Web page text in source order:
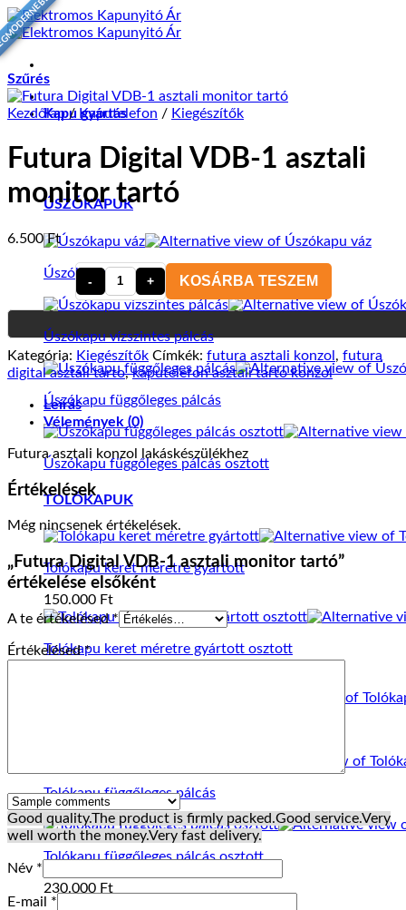
Skip
to
content
Kapu gyártás
ÚSZÓKAPUK
Úszókapu váz
Úszókapu vízszintes pálcás
Úszókapu függőleges pálcás
Úszókapu függőleges pálcás osztott
TOLÓKAPUK
Tolókapu keret méretre gyártott
150.000 Ft
Tolókapu keret méretre gyártott osztott
Tolókapu függőleges pálcás
Tolókapu függőleges pálcás osztott
230.000 Ft
Szűrés
Kezdőlap / Kaputelefon / Kiegészítők
Futura Digital VDB-1 asztali
monitor tartó
6.500Ft
Futura
Digital
1
asztali
monitor
tartó
mennyiség
KOSÁRBA TESZEM
Kategória: Kiegészítők Címkék: futura asztali konzol , futura
digital asztali tarto,kaputelefon asztali tarto konzol
Leírás
Vélemények (0)
Futura asztali konzol lakáskészülékhez
Értékelések
Még nincsenek értékelések.
„Futura Digital VDB-1 asztali monitor tartó”
értékelése elsőként
A te értékelésed*
Értékelésed*
Good quality.The product is firmly packed.Good service.Very
well worth the money.Very fast delivery.
Név *
E-mail *